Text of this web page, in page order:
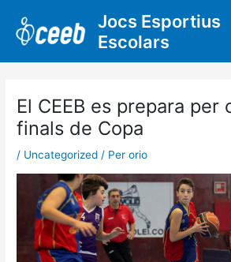
contingut
Jocs Esportius
Escolars
El CEEB es prepara per
finals de Copa
/ Uncategorized / Per orio